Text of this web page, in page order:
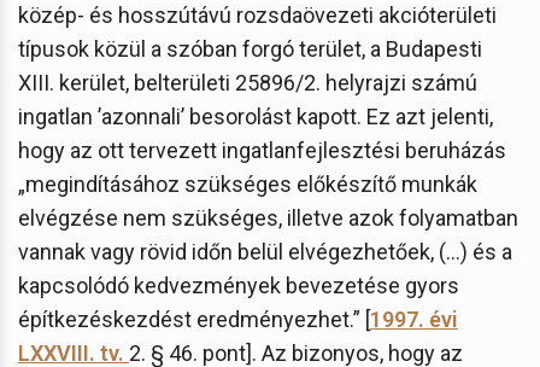
közép- és hosszútávú rozsdaövezeti akcióterületi
típusok közül a szóban forgó terület, a Budapesti
XIII. kerület, belterületi 25896/2. helyrajzi számú
ingatlan ’azonnali’ besorolást kapott. Ez azt jelenti,
hogy az ott tervezett ingatlanfejlesztési beruházás
„megindításához szükséges előkészítő munkák
elvégzése nem szükséges, illetve azok folyamatban
vannak vagy rövid időn belül elvégezhetőek, (…) és a
kapcsolódó kedvezmények bevezetése gyors
építkezéskezdést eredményezhet.” [1997. évi
LXXVIII. tv. 2. § 46. pont]. Az bizonyos, hogy az